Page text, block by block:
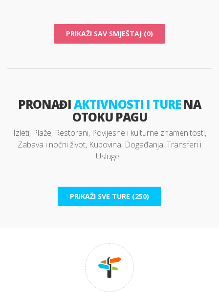
PRIKAŽI SAV SMJEŠTAJ (0)
PRONAĐIAKTIVNOSTI I TURE NA
OTOKU PAGU
Izleti, Plaže, Restorani, Povijesne i kulturne znamenitosti,
Zabava i noćni život, Kupovina, Događanja, Transferi i
Usluge...
PRIKAŽI SVE TURE (250)